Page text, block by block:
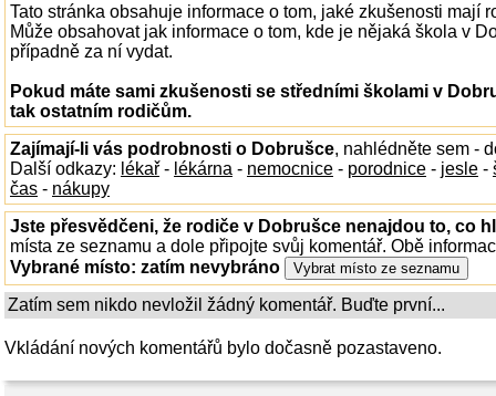
Tato stránka obsahuje informace o tom, jaké zkušenosti mají
Může obsahovat jak informace o tom, kde je nějaká škola v
případně za ní vydat.
Pokud máte sami zkušenosti se středními školami v
tak ostatním rodičům.
Zajímají-li vás podrobnosti o Dobrušce, nahlédněte sem -
Další odkazy: lékař - lékárna - nemocnice - porodnice - jesle -
čas - nákupy
Jste přesvědčeni, že rodiče v Dobrušce nenajdou to, co
místa ze seznamu a dole připojte svůj komentář. Obě
Vybrané místo: zatím nevybráno
Zatím sem nikdo nevložil žádný komentář. Buďte první...
Vkládání nových komentářů bylo dočasně pozastaveno.